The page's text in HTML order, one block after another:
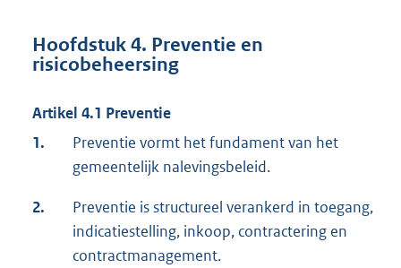
Hoofdstuk 4. Preventie en
risicobeheersing
Artikel 4.1 Preventie
1.
Preventie vormt het fundament van het
gemeentelijk nalevingsbeleid.
2.
Preventie is structureel verankerd in toegang,
indicatiestelling, inkoop, contractering en
contractmanagement.